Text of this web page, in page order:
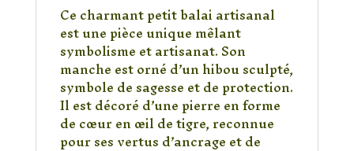
Ce charmant petit balai artisanal
est une pièce unique mêlant
symbolisme et artisanat. Son
manche est orné d’un hibou sculpté,
symbole de sagesse et de protection.
Il est décoré d’une pierre en forme
de cœur en œil de tigre, reconnue
pour ses vertus d’ancrage et de